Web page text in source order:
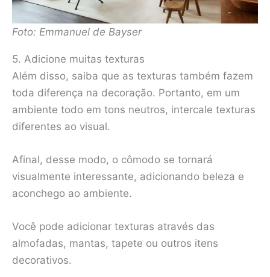
Foto: Emmanuel de Bayser
5. Adicione muitas texturas
Além disso, saiba que as texturas também fazem
toda diferença na decoração. Portanto, em um
ambiente todo em tons neutros, intercale texturas
diferentes ao visual.
Afinal, desse modo, o cômodo se tornará
visualmente interessante, adicionando beleza e
aconchego ao ambiente.
Você pode adicionar texturas através das
almofadas, mantas, tapete ou outros itens
decorativos.